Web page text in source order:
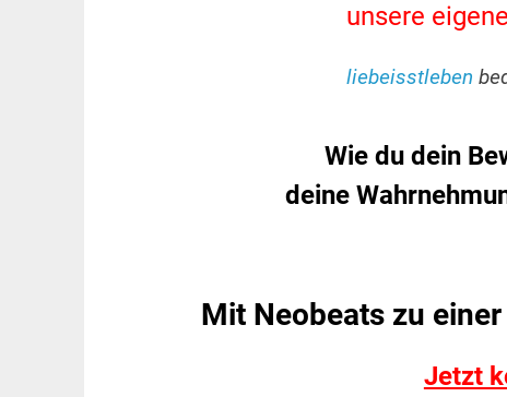
unsere
liebeisstleben
Wie du dein
deine
Mit Neobeats zu
Jetzt